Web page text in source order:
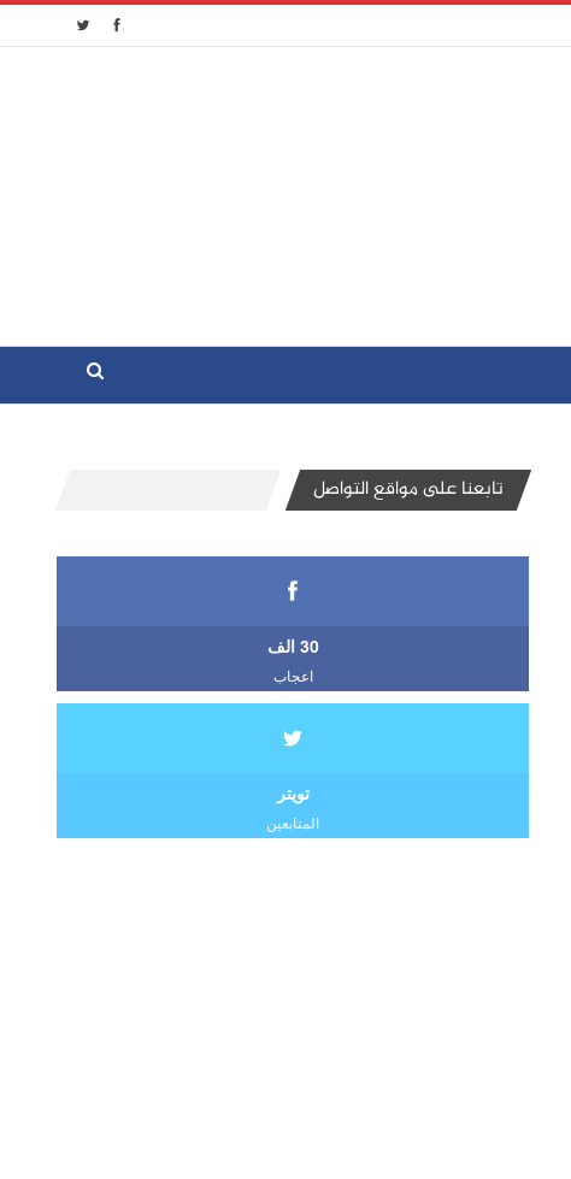
تابعنا على مواقع التواصل
30 الف
اعجاب
تويتر
المتابعين